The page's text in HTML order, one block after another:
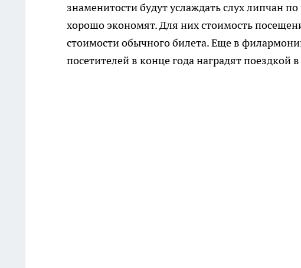
знаменитости будут услаждать слух липчан
хорошо экономят. Для них стоимость
стоимости обычного билета. Еще в
посетителей в конце года наградят поездкой